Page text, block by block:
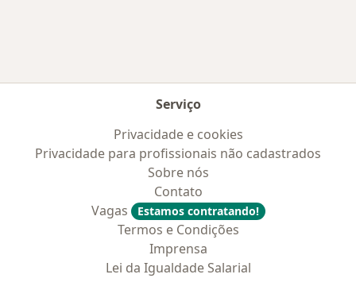
Serviço
Privacidade e cookies
Privacidade para profissionais não cadastrados
Sobre nós
Contato
Vagas
Estamos contratando!
Termos e Condições
Imprensa
Lei da Igualdade Salarial